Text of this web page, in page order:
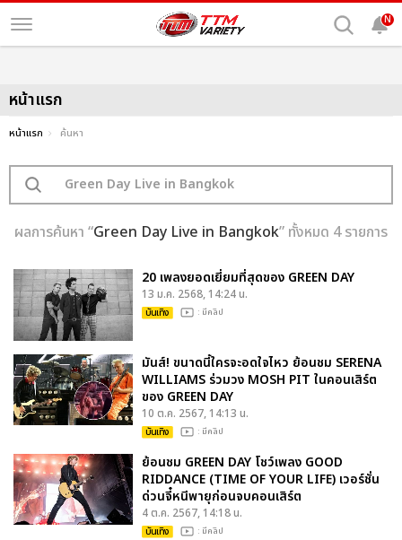
N
หน้าแรก
หน้าแรก ค้นหา
ผลการค้นหา “Green Day Live in Bangkok” ทั้งหมด 4 รายการ
20 เพลงยอดเยี่ยมที่สุดของ GREEN DAY
13 ม.ค. 2568, 14:24 น.
บันเทิง : มีคลิป
มันส์! ขนาดนี้ใครจะอดใจไหว ย้อนชม SERENA
WILLIAMS ร่วมวง MOSH PIT ในคอนเสิร์ต
ของ GREEN DAY
10 ต.ค. 2567, 14:13 น.
บันเทิง : มีคลิป
ย้อนชม GREEN DAY โชว์เพลง GOOD
RIDDANCE (TIME OF YOUR LIFE) เวอร์ชั่น
ด่วนจี๋หนีพายุก่อนจบคอนเสิร์ต
4 ต.ค. 2567, 14:18 น.
บันเทิง : มีคลิป